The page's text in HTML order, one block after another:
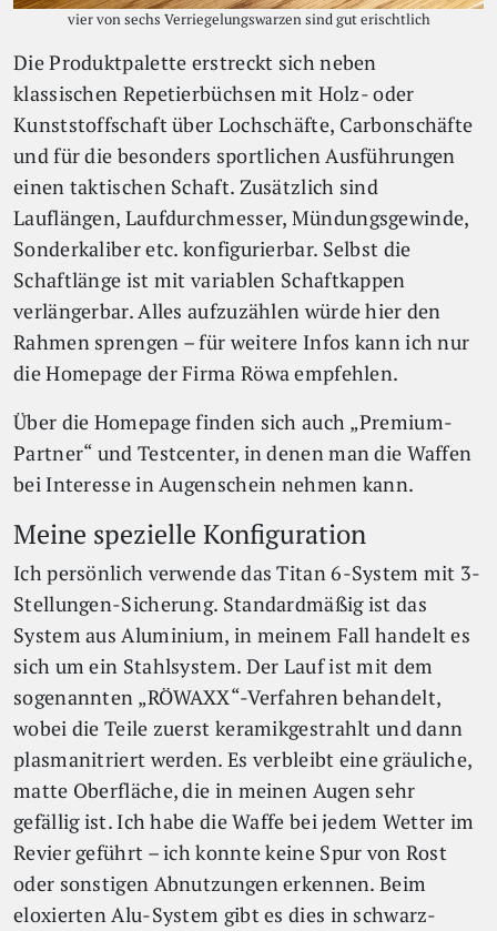
vier von sechs Verriegelungswarzen sind gut erischtlich
Die Produktpalette erstreckt sich neben
klassischen Repetierbüchsen mit Holz- oder
Kunststoffschaft über Lochschäfte, Carbonschäfte
und für die besonders sportlichen Ausführungen
einen taktischen Schaft. Zusätzlich sind
Lauflängen, Laufdurchmesser, Mündungsgewinde,
Sonderkaliber etc. konfigurierbar. Selbst die
Schaftlänge ist mit variablen Schaftkappen
verlängerbar. Alles aufzuzählen würde hier den
Rahmen sprengen – für weitere Infos kann ich nur
die Homepage der Firma Röwa empfehlen.
Über die Homepage finden sich auch „Premium-
Partner“ und Testcenter, in denen man die Waffen
bei Interesse in Augenschein nehmen kann.
Meine spezielle Konfiguration
Ich persönlich verwende das Titan 6-System mit 3-
Stellungen-Sicherung. Standardmäßig ist das
System aus Aluminium, in meinem Fall handelt es
sich um ein Stahlsystem. Der Lauf ist mit dem
sogenannten „RÖWAXX“-Verfahren behandelt,
wobei die Teile zuerst keramikgestrahlt und dann
plasmanitriert werden. Es verbleibt eine gräuliche,
matte Oberfläche, die in meinen Augen sehr
gefällig ist. Ich habe die Waffe bei jedem Wetter im
Revier geführt – ich konnte keine Spur von Rost
oder sonstigen Abnutzungen erkennen. Beim
eloxierten Alu-System gibt es dies in schwarz-